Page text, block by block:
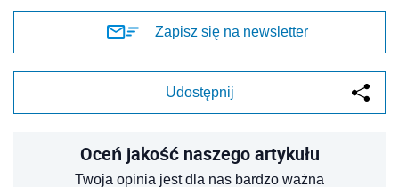
Zapisz się na newsletter
Udostępnij
Oceń jakość naszego artykułu
Twoja opinia jest dla nas bardzo ważna